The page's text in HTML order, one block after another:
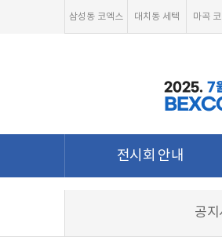
삼성동 코엑스 대치동 세텍 마곡
2025. 7
전시회 안내
공